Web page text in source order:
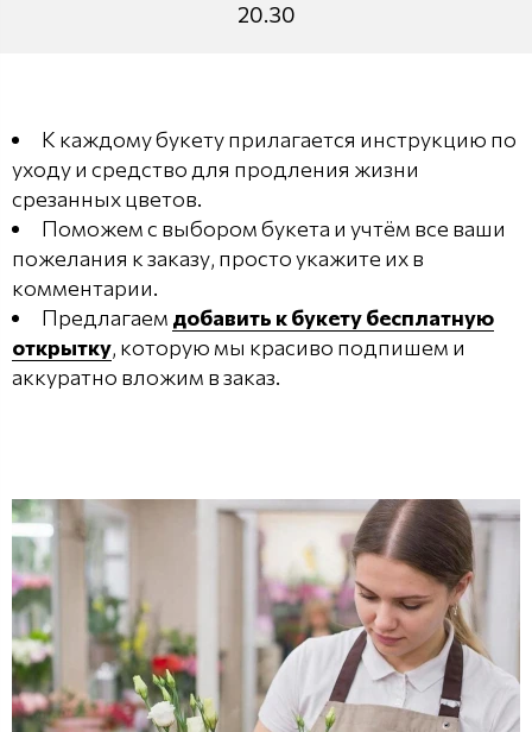
20.30
К каждому букету прилагается инструкцию по
уходу и средство для продления жизни
срезанных цветов.
Поможем с выбором букета и учтём все ваши
пожелания к заказу, просто укажите их в
комментарии.
Предлагаем добавить к букету бесплатную
открытку, которую мы красиво подпишем и
аккуратно вложим в заказ.